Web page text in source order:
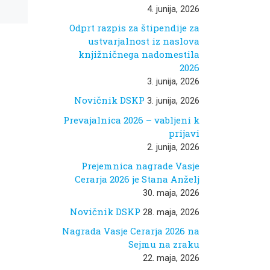
4. junija, 2026
Odprt razpis za štipendije za
ustvarjalnost iz naslova
knjižničnega nadomestila
2026
3. junija, 2026
Novičnik DSKP 3. junija, 2026
Prevajalnica 2026 – vabljeni k
prijavi
2. junija, 2026
Prejemnica nagrade Vasje
Cerarja 2026 je Stana Anželj
30. maja, 2026
Novičnik DSKP 28. maja, 2026
Nagrada Vasje Cerarja 2026 na
Sejmu na zraku
22. maja, 2026